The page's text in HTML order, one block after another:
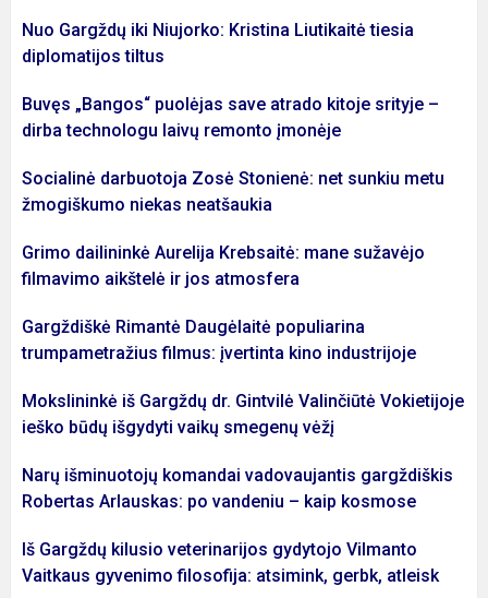
Nuo Gargždų iki Niujorko: Kristina Liutikaitė tiesia
diplomatijos tiltus
Buvęs „Bangos“ puolėjas save atrado kitoje srityje –
dirba technologu laivų remonto įmonėje
Socialinė darbuotoja Zosė Stonienė: net sunkiu metu
žmogiškumo niekas neatšaukia
Grimo dailininkė Aurelija Krebsaitė: mane sužavėjo
filmavimo aikštelė ir jos atmosfera
Gargždiškė Rimantė Daugėlaitė populiarina
trumpametražius filmus: įvertinta kino industrijoje
Mokslininkė iš Gargždų dr. Gintvilė Valinčiūtė Vokietijoje
ieško būdų išgydyti vaikų smegenų vėžį
Narų išminuotojų komandai vadovaujantis gargždiškis
Robertas Arlauskas: po vandeniu – kaip kosmose
Iš Gargždų kilusio veterinarijos gydytojo Vilmanto
Vaitkaus gyvenimo filosofija: atsimink, gerbk, atleisk